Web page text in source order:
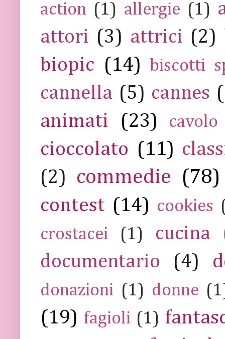
action (1) allergie (1)
attori (3) attrici (2)
biopic (14) biscotti
cannella (5) cannes
animati
(23) cavolo
cioccolato (11)
(2)
commedie (78)
contest (14) cookies
crostacei
(1) cucina
documentario
(4)
donazioni (1) donne
(19) fagioli (1)